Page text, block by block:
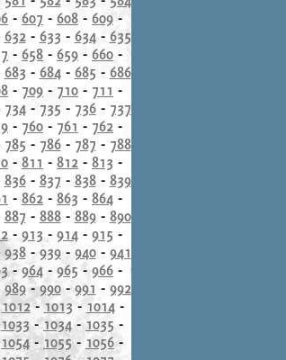
- 607 - 608 - 609 -
632- 633 - 634- 635
- 658 - 659 - 660 -
683 - 684- 685 - 686
- 709 - 710 - 711 -
734- 735 - 736- 737
- 760 - 761 - 762 -
785 - 786- 787 - 788
- 811 - 812 - 813 -
836- 837 - 838- 839
- 862 - 863 - 864 -
887 - 888- 889- 890
- 913 - 914 - 915 -
938- 939- 940- 941
- 964 - 965 - 966 -
989-990- 991 - 992
1012- 1013 - 1014-
1033 -1034 - 1035 -
1054 - 1055 -1056 -